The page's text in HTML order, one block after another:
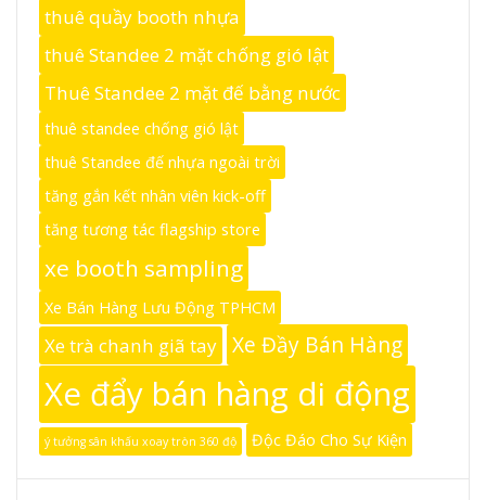
thuê quầy booth nhựa
thuê Standee 2 mặt chống gió lật
Thuê Standee 2 mặt đế bằng nước
thuê standee chống gió lật
thuê Standee đế nhựa ngoài trời
tăng gắn kết nhân viên kick-off
tăng tương tác flagship store
xe booth sampling
Xe Bán Hàng Lưu Động TPHCM
Xe trà chanh giã tay Xe Đầy Bán Hàng
Xe đẩy bán hàng di động
ý tưởng sân khấu xoay tròn 360 độ Độc Đáo Cho Sự Kiện